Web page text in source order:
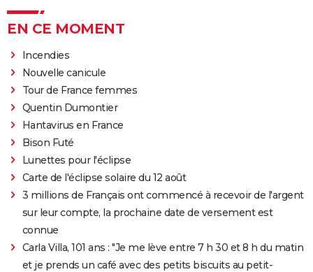
EN CE MOMENT
Incendies
Nouvelle canicule
Tour de France femmes
Quentin Dumontier
Hantavirus en France
Bison Futé
Lunettes pour l'éclipse
Carte de l'éclipse solaire du 12 août
3 millions de Français ont commencé à recevoir de l'argent
sur leur compte, la prochaine date de versement est
connue
Carla Villa, 101 ans : "Je me lève entre 7 h 30 et 8 h du matin
et je prends un café avec des petits biscuits au petit-